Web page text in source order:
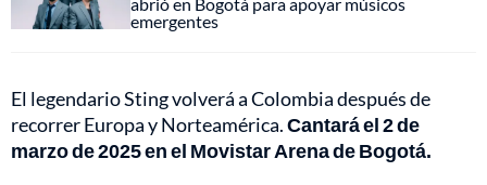
emergentes
El legendario Sting volverá a Colombia después de
recorrer Europa y Norteamérica.Cantará el 2 de
marzo de 2025 en el Movistar Arena de Bogotá.